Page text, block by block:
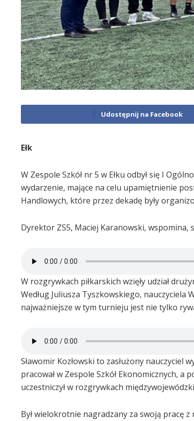
Udostępnij na Facebook
Ełk
W Zespole Szkół nr 5 w Ełku odbył się I
wydarzenie, mające na celu upamiętnienie
Handlowych, które przez dekadę były
Dyrektor ZS5, Maciej Karanowski, wspomina,
W rozgrywkach piłkarskich wzięły udział
Według Juliusza Tyszkowskiego, nauczyciela
najważniejsze w tym turnieju jest nie tylko
Sławomir Kozłowski to zasłużony
pracował w Zespole Szkół Ekonomicznych,
uczestniczył w rozgrywkach
Był wielokrotnie nagradzany za swoją pracę